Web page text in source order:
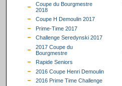
Coupe du Bourgmestre
2018
Coupe H Demoulin 2017
Prime-Time 2017
Challenge Seredynski 2017
2017 Coupe du
Bourgmestre
Rapide Seniors
2016 Coupe Henri Demoulin
2016 Prime Time Challenge